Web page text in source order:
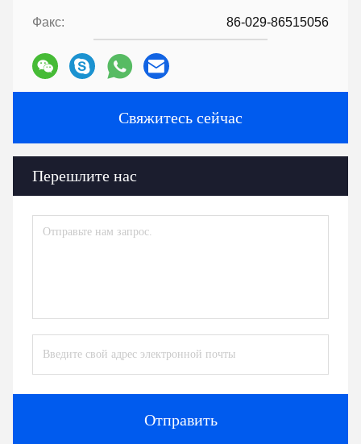
Факс: 86-029-86515056
Свяжитесь сейчас
Перешлите нас
Отправить